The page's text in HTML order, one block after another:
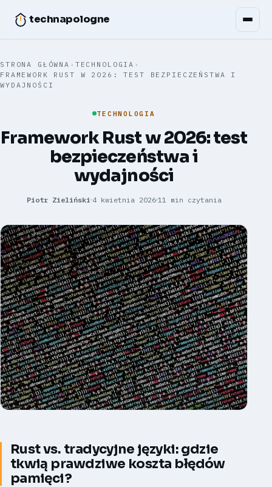
technapologne
STRONA GŁÓWNA › TECHNOLOGIA ›
FRAMEWORK RUST W 2026: TEST BEZPIECZEŃSTWA I
WYDAJNOŚCI
TECHNOLOGIA
Framework Rust w 2026: test
bezpieczeństwa i
wydajności
Piotr Zieliński 4 kwietnia 2026 11 min czytania
Rust vs. tradycyjne języki: gdzie
tkwią prawdziwe koszta błędów
pamięci?